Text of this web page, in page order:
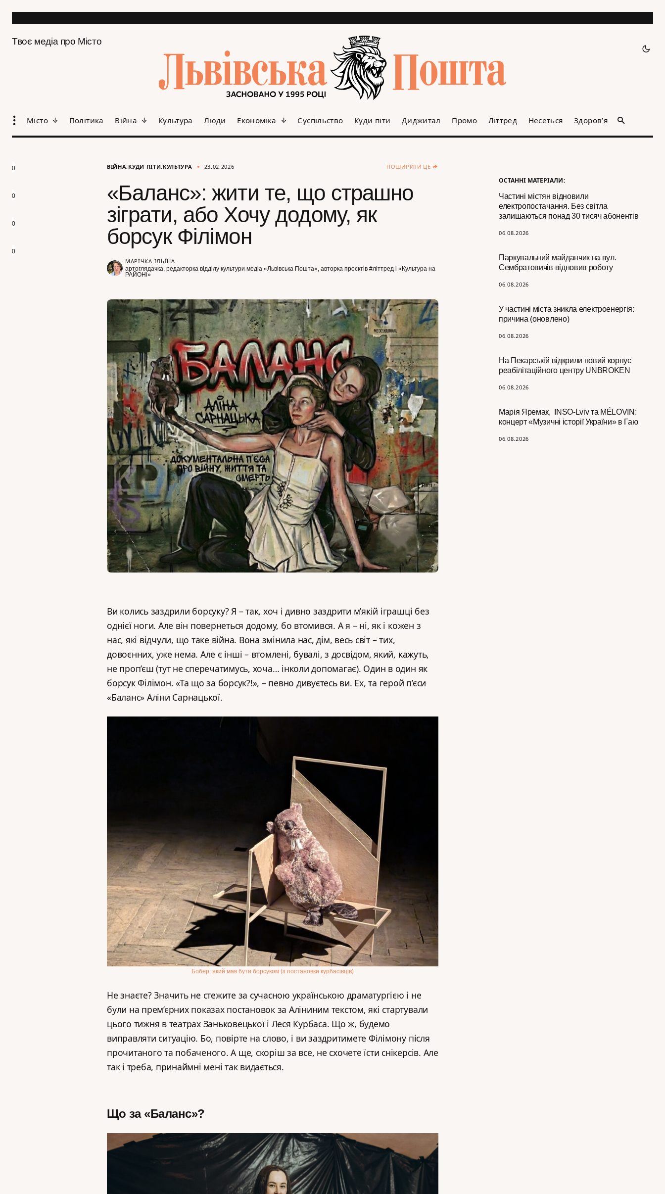
Твоє медіа про Місто
Місто Політика Війна Культура Люди Економіка Суспільство Куди піти Диджитал Промо Літтред Несеться Здоров’я
ОСТАННІ МАТЕРІАЛИ:
Частині містян відновили
електропостачання. Без світла
залишаються понад 30 тисяч абонентів
06.08.2026
Паркувальний майданчик на вул.
Сембратовичів відновив роботу
06.08.2026
У частині міста зникла електроенергія:
причина (оновлено)
06.08.2026
На Пекарській відкрили новий корпус
реабілітаційного центру UNBROKEN
06.08.2026
Марія Яремак, INSO-Lviv та MÉLOVIN:
концерт «Музичні історії України» в Гаю
06.08.2026
ВІЙНА КУДИ ПІТИ КУЛЬТУРА 23.02.2026 ПОШИРИТИ ЦЕ
«Баланс»: жити те, що страшно
зіграти, або Хочу додому, як
борсук Філімон
МАРІЧКА ІЛЬЇНА
артоглядачка, редакторка відділу культури медіа «Львівська Пошта», авторка проєктів #літтред і «Культура на
РАЙОНі»
Ви колись заздрили борсуку? Я – так, хоч і дивно заздрити м’якій іграшці без
однієї ноги. Але він повернеться додому, бо втомився. А я – ні, як і кожен з
нас, які відчули, що таке війна. Вона змінила нас, дім, весь світ – тих,
довоєнних, уже нема. Але є інші – втомлені, бувалі, з досвідом, який, кажуть,
не проп’єш (тут не сперечатимусь, хоча… інколи допомагає). Один в один як
борсук Філімон. «Та що за борсук?!», – певно дивуєтесь ви. Ех, та герой п’єси
«Баланс» Аліни Сарнацької.
Бобер, який мав бути борсуком (з постановки курбасівців)
Не знаєте? Значить не стежите за сучасною українською драматургією і не
були на прем’єрних показах постановок за Аліниним текстом, які стартували
цього тижня в театрах Заньковецької і Леся Курбаса. Що ж, будемо
виправляти ситуацію. Бо, повірте на слово, і ви заздритимете Філімону після
прочитаного та побаченого. А ще, скоріш за все, не схочете їсти снікерсів. Але
так і треба, принаймні мені так видається.
Що за «Баланс»?
0
0
0
0